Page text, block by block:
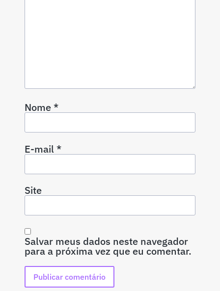
Nome*
E-mail*
Site
Salvar meus dados neste navegador
para a próxima vez que eu comentar.